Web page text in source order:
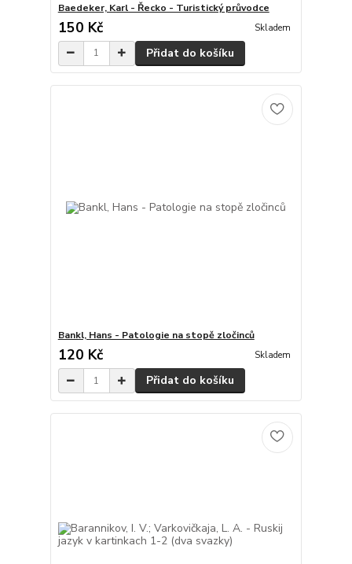
Baedeker, Karl - Řecko - Turistický průvodce
150 Kč Skladem
Přidat do košíku
Bankl, Hans - Patologie na stopě zločinců
120 Kč Skladem
Přidat do košíku